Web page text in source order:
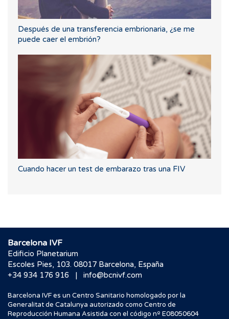
Después de una transferencia embrionaria, ¿se me
puede caer el embrión?
Cuando hacer un test de embarazo tras una FIV
Barcelona IVF
Edificio Planetarium
Escoles Pies, 103. 08017 Barcelona, España
+34 934 176 916
| info@bcnivf.com
Barcelona IVF es un Centro Sanitario homologado por la
Generalitat de Catalunya autorizado como Centro de
Reproducción Humana Asistida con el código nº E08050604